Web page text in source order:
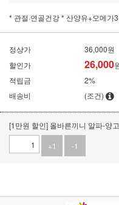
* 관절·연골건강 * 산양유+오메가
정상가
36,000원
할인가
26,000
적립금
2%
배송비
(조건)
[1만원 할인] 올바른끼니 알파-양
+1
-1